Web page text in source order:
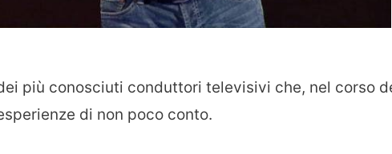
più conosciuti conduttori televisivi che, nel corso
di non poco conto.